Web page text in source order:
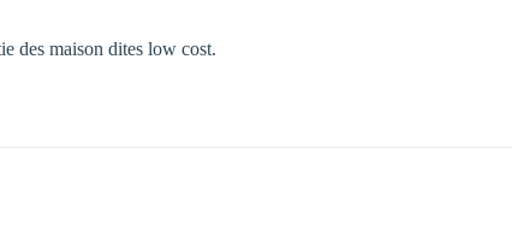
des maison dites low cost.